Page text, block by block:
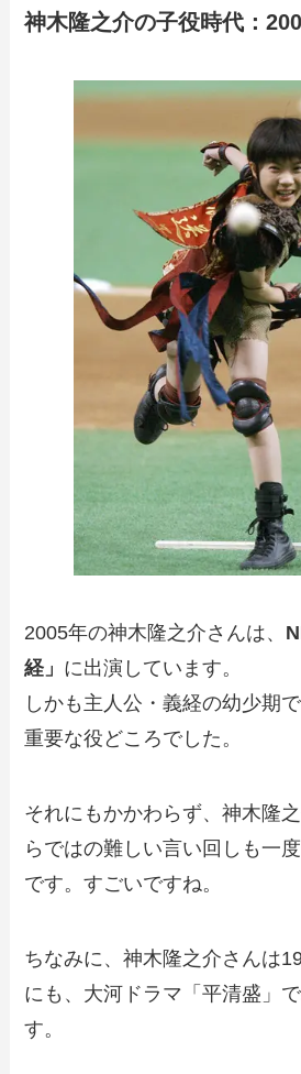
神木隆之介の子役時代：
2005年の神木隆之介さんは、
経」 に出演しています。
しかも主人公・義経の幼少期
重要な役どころでした。
それにもかかわらず、神木隆
らではの難しい言い回しも一
です。すごいですね。
ちなみに、神木隆之介さんは
にも、大河ドラマ「平清盛」
す。